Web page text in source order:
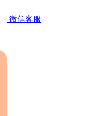
微信客服